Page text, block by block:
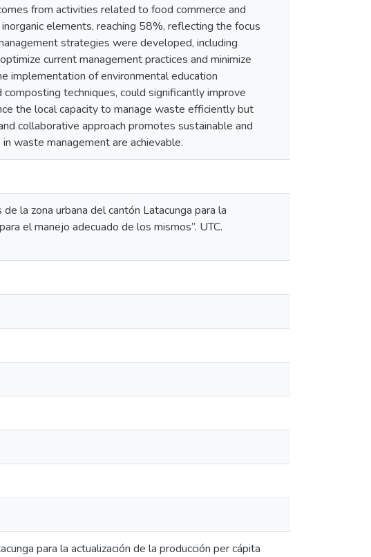
from activities related to food commerce and
elements, reaching 58%, reflecting the focus
strategies were developed, including
current management practices and minimize
implementation of environmental education
techniques, could significantly improve
the local capacity to manage waste efficiently but
collaborative approach promotes sustainable and
waste management are achievable.
la zona urbana del cantón Latacunga para la
el manejo adecuado de los mismos”. UTC.
para la actualización de la producción per cápita